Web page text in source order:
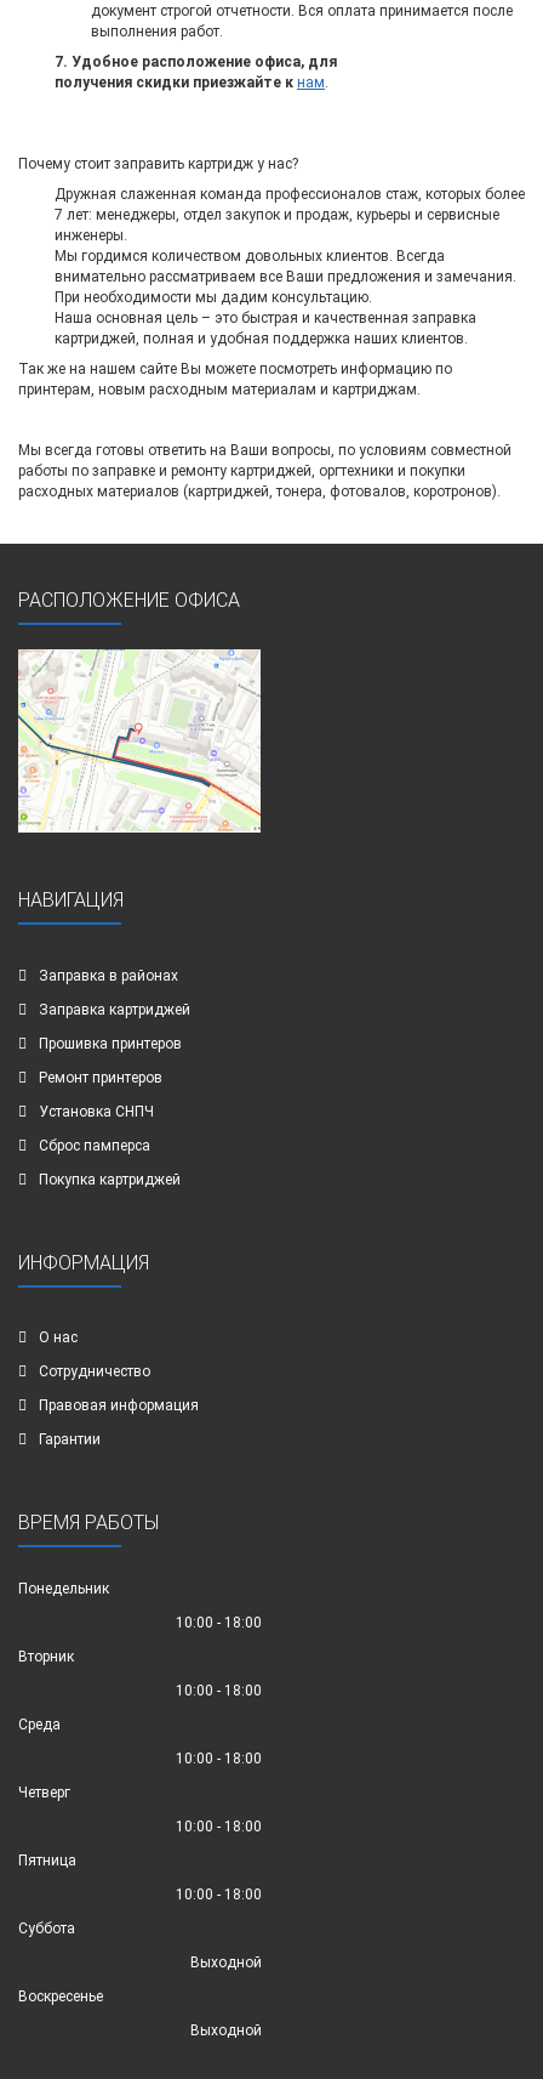
документ строгой отчетности. Вся оплата принимается после
выполнения работ.
7. Удобное расположение офиса, для
получения скидки приезжайте к нам.
Почему стоит заправить картридж у нас?
Дружная слаженная команда профессионалов стаж, которых более
7 лет: менеджеры, отдел закупок и продаж, курьеры и сервисные
инженеры.
Мы гордимся количеством довольных клиентов. Всегда
внимательно рассматриваем все Ваши предложения и замечания.
При необходимости мы дадим консультацию.
Наша основная цель – это быстрая и качественная заправка
картриджей, полная и удобная поддержка наших клиентов.
Так же на нашем сайте Вы можете посмотреть информацию по
принтерам, новым расходным материалам и картриджам.
Мы всегда готовы ответить на Ваши вопросы, по условиям совместной
работы по заправке и ремонту картриджей, оргтехники и покупки
расходных материалов (картриджей, тонера, фотовалов, коротронов).
РАСПОЛОЖЕНИЕ ОФИСА
НАВИГАЦИЯ
Заправка в районах
Заправка картриджей
Прошивка принтеров
Ремонт принтеров
Установка СНПЧ
Сброс памперса
Покупка картриджей
ИНФОРМАЦИЯ
О нас
Сотрудничество
Правовая информация
Гарантии
ВРЕМЯ РАБОТЫ
Понедельник
10:00 - 18:00
Вторник
10:00 - 18:00
Среда
10:00 - 18:00
Четверг
10:00 - 18:00
Пятница
10:00 - 18:00
Суббота
Выходной
Воскресенье
Выходной